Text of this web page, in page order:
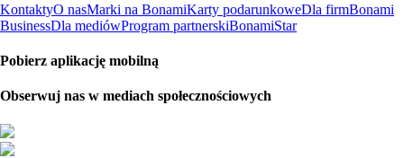
KontaktyO nasMarki na BonamiKarty podarunkoweDla firmBonami
BusinessDla mediówProgram partnerskiBonamiStar
Pobierz aplikację mobilną
Obserwuj nas w mediach społecznościowych